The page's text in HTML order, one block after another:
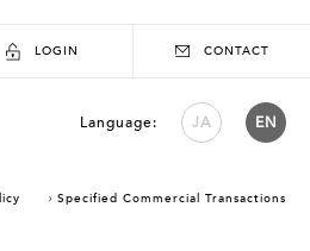
LOGIN CONTACT
Language: JA EN
Specified Commercial Transactions